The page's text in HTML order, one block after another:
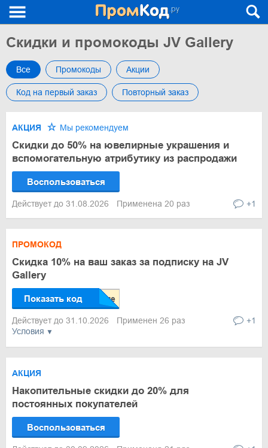
Скидки и промокоды JV Gallery
Все Промокоды Акции
Код на первый заказ Повторный заказ
АКЦИЯ Мы рекомендуем
Скидки до 50% на ювелирные украшения и
вспомогательную атрибутику из распродажи
Воспользоваться
Действует до 31.08.2026 Применена 20 раз +1
Условия
ПРОМОКОД
Скидка 10% на ваш заказ за подписку на JV
Gallery
Показать код
Действует до 31.10.2026 Применен 26 раз +1
АКЦИЯ
Накопительные скидки до 20% для
постоянных покупателей
Воспользоваться